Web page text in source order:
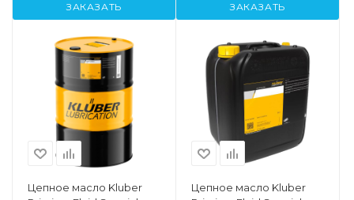
ЗАКАЗАТЬ ЗАКАЗАТЬ
Цепное масло Kluber
Цепное масло Kluber